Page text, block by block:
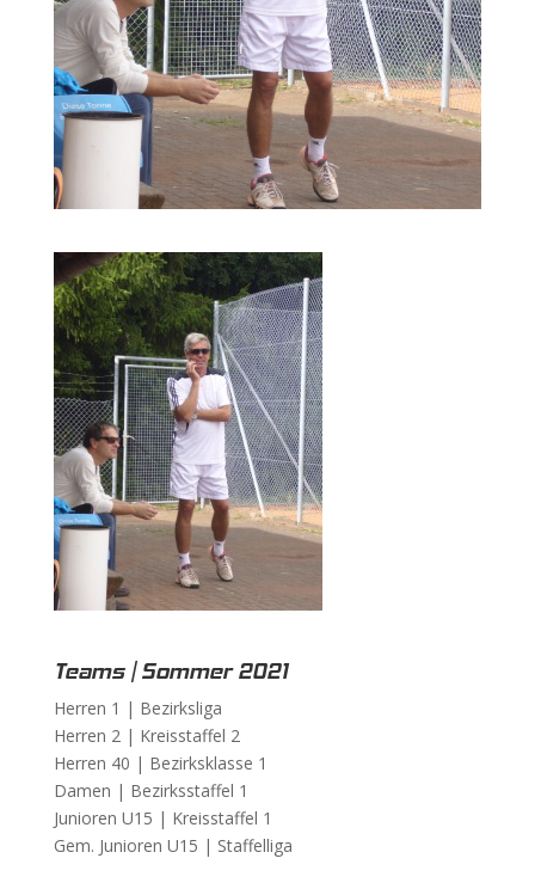
Teams | Sommer 2021
Herren 1 | Bezirksliga
Herren 2 | Kreisstaffel 2
Herren 40 | Bezirksklasse 1
Damen | Bezirksstaffel 1
Junioren U15 | Kreisstaffel 1
Gem. Junioren U15 | Staffelliga